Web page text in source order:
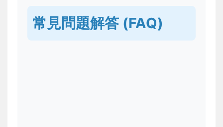
常見問題解答 (FAQ)